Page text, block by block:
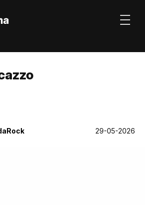
29-05-2026